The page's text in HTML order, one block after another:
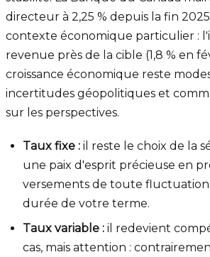
directeur à 2,25 % depuis la fin
contexte économique particulier :
revenue près de la cible (1,8 % en
croissance économique reste
incertitudes géopolitiques et
sur les perspectives.
Taux fixe : il reste le choix de la
une paix d'esprit précieuse en
versements de toute
durée de votre terme.
Taux variable : il redevient
cas, mais attention :